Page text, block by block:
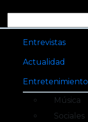
Entrevistas
Actualidad
Entretenimiento
Música
Sociales